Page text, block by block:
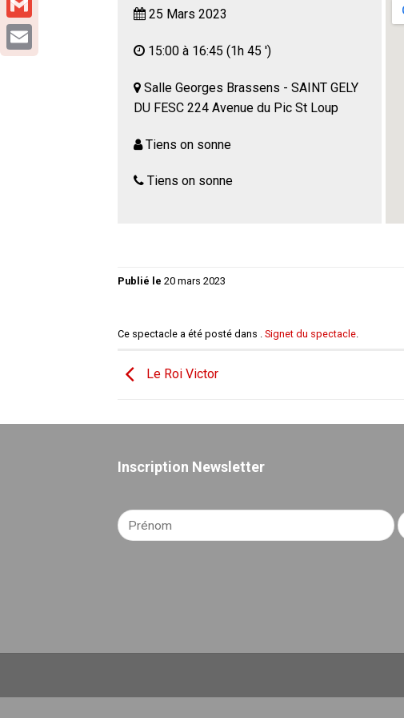
25 Mars 2023
15:00 à 16:45 (1h 45 ')
Salle Georges Brassens - SAINT GELY
DU FESC 224 Avenue du Pic St Loup
Tiens on sonne
Tiens on sonne
Publié le 20 mars 2023
Ce spectacle a été posté dans . Signet du spectacle.
Le Roi Victor
Inscription Newsletter
Gmail